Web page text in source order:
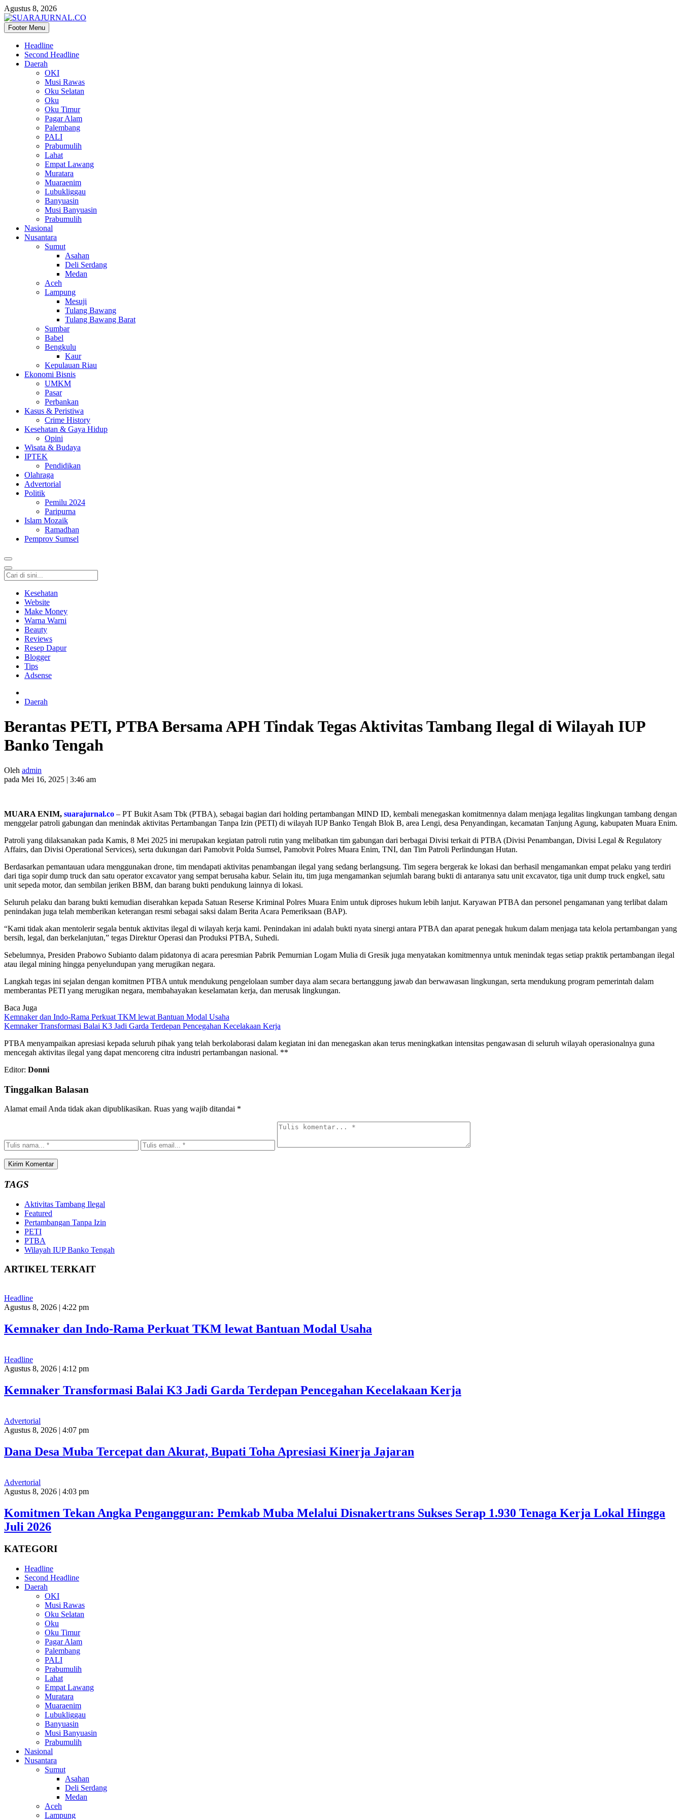
Agustus 8, 2026
SUARAJURNAL.CO
Footer Menu
Headline
Second Headline
Daerah
OKI
Musi Rawas
Oku Selatan
Oku
Oku Timur
Pagar Alam
Palembang
PALI
Prabumulih
Lahat
Empat Lawang
Muratara
Muaraenim
Lubukliggau
Banyuasin
Musi Banyuasin
Prabumulih
Nasional
Nusantara
Sumut
Asahan
Deli Serdang
Medan
Aceh
Lampung
Mesuji
Tulang Bawang
Tulang Bawang Barat
Sumbar
Babel
Bengkulu
Kaur
Kepulauan Riau
Ekonomi Bisnis
UMKM
Pasar
Perbankan
Kasus & Peristiwa
Crime History
Kesehatan & Gaya Hidup
Opini
Wisata & Budaya
IPTEK
Pendidikan
Olahraga
Advertorial
Politik
Pemilu 2024
Paripurna
Islam Mozaik
Ramadhan
Pemprov Sumsel
Kesehatan
Website
Make Money
Warna Warni
Beauty
Reviews
Resep Dapur
Blogger
Tips
Adsense
Daerah
Berantas PETI, PTBA Bersama APH Tindak Tegas Aktivitas Tambang Ilegal di Wilayah IUP
Banko Tengah
Oleh admin
pada Mei 16, 2025 | 3:46 am
MUARA ENIM, suarajurnal.co – PT Bukit Asam Tbk (PTBA), sebagai bagian dari holding pertambangan MIND ID, kembali menegaskan komitmennya dalam menjaga legalitas lingkungan tambang dengan
menggelar patroli gabungan dan menindak aktivitas Pertambangan Tanpa Izin (PETI) di wilayah IUP Banko Tengah Blok B, area Lengi, desa Penyandingan, kecamatan Tanjung Agung, kabupaten Muara Enim.
Patroli yang dilaksanakan pada Kamis, 8 Mei 2025 ini merupakan kegiatan patroli rutin yang melibatkan tim gabungan dari berbagai Divisi terkait di PTBA (Divisi Penambangan, Divisi Legal & Regulatory
Affairs, dan Divisi Operational Services), serta dukungan dari Pamobvit Polda Sumsel, Pamobvit Polres Muara Enim, TNI, dan Tim Patroli Perlindungan Hutan.
Berdasarkan pemantauan udara menggunakan drone, tim mendapati aktivitas penambangan ilegal yang sedang berlangsung. Tim segera bergerak ke lokasi dan berhasil mengamankan empat pelaku yang terdiri
dari tiga sopir dump truck dan satu operator excavator yang sempat berusaha kabur. Selain itu, tim juga mengamankan sejumlah barang bukti di antaranya satu unit excavator, tiga unit dump truck engkel, satu
unit sepeda motor, dan sembilan jeriken BBM, dan barang bukti pendukung lainnya di lokasi.
Seluruh pelaku dan barang bukti kemudian diserahkan kepada Satuan Reserse Kriminal Polres Muara Enim untuk diproses hukum lebih lanjut. Karyawan PTBA dan personel pengamanan yang terlibat dalam
penindakan juga telah memberikan keterangan resmi sebagai saksi dalam Berita Acara Pemeriksaan (BAP).
“Kami tidak akan mentolerir segala bentuk aktivitas ilegal di wilayah kerja kami. Penindakan ini adalah bukti nyata sinergi antara PTBA dan aparat penegak hukum dalam menjaga tata kelola pertambangan yang
bersih, legal, dan berkelanjutan,” tegas Direktur Operasi dan Produksi PTBA, Suhedi.
Sebelumnya, Presiden Prabowo Subianto dalam pidatonya di acara peresmian Pabrik Pemurnian Logam Mulia di Gresik juga menyatakan komitmennya untuk menindak tegas setiap praktik pertambangan ilegal
atau ilegal mining hingga penyelundupan yang merugikan negara.
Langkah tegas ini sejalan dengan komitmen PTBA untuk mendukung pengelolaan sumber daya alam secara bertanggung jawab dan berwawasan lingkungan, serta mendukung program pemerintah dalam
memberantas PETI yang merugikan negara, membahayakan keselamatan kerja, dan merusak lingkungan.
Baca Juga
Kemnaker dan Indo-Rama Perkuat TKM lewat Bantuan Modal Usaha
Kemnaker Transformasi Balai K3 Jadi Garda Terdepan Pencegahan Kecelakaan Kerja
PTBA menyampaikan apresiasi kepada seluruh pihak yang telah berkolaborasi dalam kegiatan ini dan menegaskan akan terus meningkatkan intensitas pengawasan di seluruh wilayah operasionalnya guna
mencegah aktivitas ilegal yang dapat mencoreng citra industri pertambangan nasional. **
Editor: Donni
Tinggalkan Balasan
Alamat email Anda tidak akan dipublikasikan. Ruas yang wajib ditandai *
TAGS
Aktivitas Tambang Ilegal
Featured
Pertambangan Tanpa Izin
PETI
PTBA
Wilayah IUP Banko Tengah
ARTIKEL TERKAIT
Headline
Agustus 8, 2026 | 4:22 pm
Kemnaker dan Indo-Rama Perkuat TKM lewat Bantuan Modal Usaha
Headline
Agustus 8, 2026 | 4:12 pm
Kemnaker Transformasi Balai K3 Jadi Garda Terdepan Pencegahan Kecelakaan Kerja
Advertorial
Agustus 8, 2026 | 4:07 pm
Dana Desa Muba Tercepat dan Akurat, Bupati Toha Apresiasi Kinerja Jajaran
Advertorial
Agustus 8, 2026 | 4:03 pm
Komitmen Tekan Angka Pengangguran: Pemkab Muba Melalui Disnakertrans Sukses Serap 1.930 Tenaga Kerja Lokal Hingga
Juli 2026
KATEGORI
Headline
Second Headline
Daerah
OKI
Musi Rawas
Oku Selatan
Oku
Oku Timur
Pagar Alam
Palembang
PALI
Prabumulih
Lahat
Empat Lawang
Muratara
Muaraenim
Lubukliggau
Banyuasin
Musi Banyuasin
Prabumulih
Nasional
Nusantara
Sumut
Asahan
Deli Serdang
Medan
Aceh
Lampung